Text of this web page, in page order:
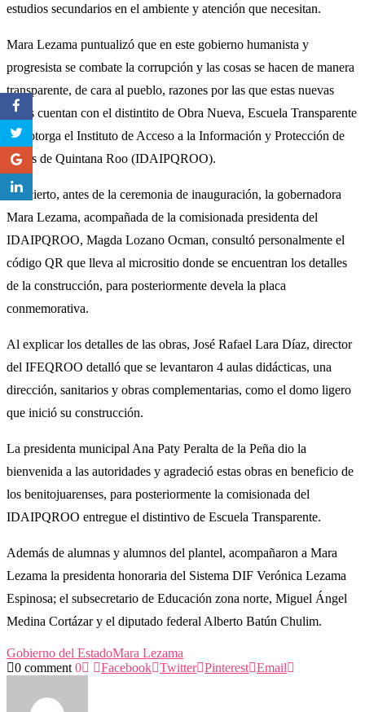
estudios secundarios en el ambiente y atención que necesitan.
Mara Lezama puntualizó que en este gobierno humanista y
progresista se combate la corrupción y las cosas se hacen de manera
transparente, de cara al pueblo, razones por las que estas nuevas
obras cuentan con el distintito de Obra Nueva, Escuela Transparente
que otorga el Instituto de Acceso a la Información y Protección de
Datos de Quintana Roo (IDAIPQROO).
Por cierto, antes de la ceremonia de inauguración, la gobernadora
Mara Lezama, acompañada de la comisionada presidenta del
IDAIPQROO, Magda Lozano Ocman, consultó personalmente el
código QR que lleva al micrositio donde se encuentran los detalles
de la construcción, para posteriormente devela la placa
conmemorativa.
Al explicar los detalles de las obras, José Rafael Lara Díaz, director
del IFEQROO detalló que se levantaron 4 aulas didácticas, una
dirección, sanitarios y obras complementarias, como el domo ligero
que inició su construcción.
La presidenta municipal Ana Paty Peralta de la Peña dio la
bienvenida a las autoridades y agradeció estas obras en beneficio de
los benitojuarenses, para posteriormente la comisionada del
IDAIPQROO entregue el distintivo de Escuela Transparente.
Además de alumnas y alumnos del plantel, acompañaron a Mara
Lezama la presidenta honoraria del Sistema DIF Verónica Lezama
Espinosa; el subsecretario de Educación zona norte, Miguel Ángel
Medina Cortázar y el diputado federal Alberto Batún Chulim.
Gobierno del EstadoMara Lezama
0 comment 0 Facebook Twitter Pinterest Email